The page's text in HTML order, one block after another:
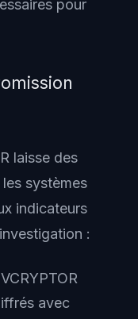
pour
laisse des
systèmes
indicateurs
:
avec